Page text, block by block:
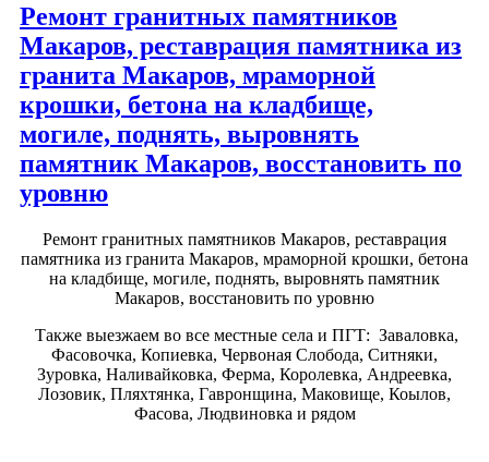
Ремонт гранитных памятников
Макаров, реставрация памятника из
гранита Макаров, мраморной
крошки, бетона на кладбище,
могиле, поднять, выровнять
памятник Макаров, восстановить по
уровню
Ремонт гранитных памятников Макаров, реставрация
памятника из гранита Макаров, мраморной крошки, бетона
на кладбище, могиле, поднять, выровнять памятник
Макаров, восстановить по уровню
Также выезжаем во все местные села и ПГТ: Заваловка,
Фасовочка, Копиевка, Червоная Слобода, Ситняки,
Зуровка, Наливайковка, Ферма, Королевка, Андреевка,
Лозовик, Пляхтянка, Гавронщина, Маковище, Коылов,
Фасова, Людвиновка и рядом